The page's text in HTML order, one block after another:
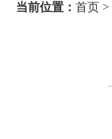
当前位置： 首页 >